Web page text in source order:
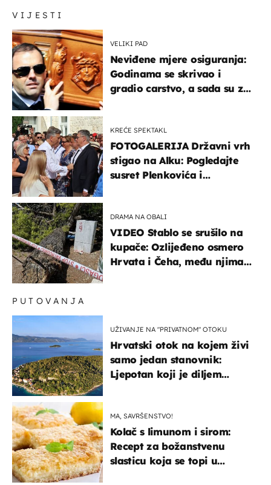
VIJESTI
VELIKI PAD
Neviđene mjere osiguranja:
Godinama se skrivao i
gradio carstvo, a sada su za
KREĆE SPEKTAKL
FOTOGALERIJA Državni vrh
stigao na Alku: Pogledajte
susret Plenkovića i
DRAMA NA OBALI
VIDEO Stablo se srušilo na
kupače: Ozlijeđeno osmero
Hrvata i Čeha, među njima
PUTOVANJA
UŽIVANJE NA "PRIVATNOM" OTOKU
Hrvatski otok na kojem živi
samo jedan stanovnik:
Ljepotan koji je diljem
MA, SAVRŠENSTVO!
Kolač s limunom i sirom:
Recept za božanstvenu
slasticu koja se topi u